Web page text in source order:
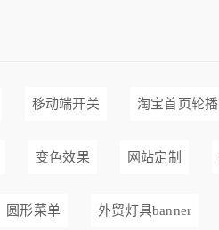
移动端开关 淘宝首页轮播
变色效果 网站定制
圆形菜单 外贸灯具banner